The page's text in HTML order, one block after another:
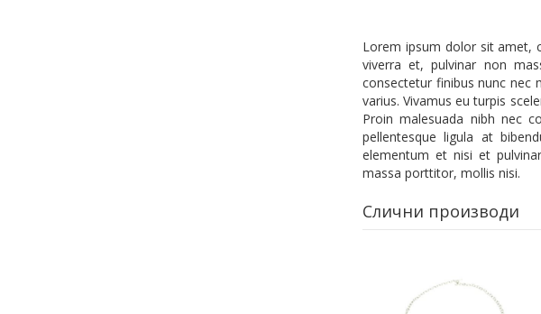
Lorem ipsum dolor sit amet,
viverra et, pulvinar non
consectetur finibus nunc nec
varius. Vivamus eu turpis
Proin malesuada nibh nec
pellentesque ligula at
elementum et nisi et
massa porttitor, mollis nisi.
Слични производи